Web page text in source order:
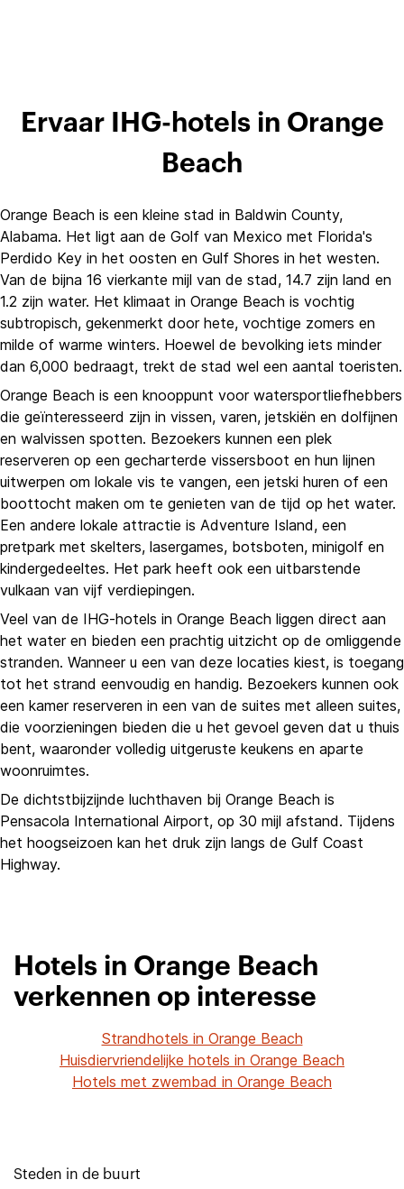
Ervaar IHG-hotels in Orange
Beach
Orange Beach is een kleine stad in Baldwin County,
Alabama. Het ligt aan de Golf van Mexico met Florida's
Perdido Key in het oosten en Gulf Shores in het westen.
Van de bijna 16 vierkante mijl van de stad, 14.7 zijn land en
1.2 zijn water. Het klimaat in Orange Beach is vochtig
subtropisch, gekenmerkt door hete, vochtige zomers en
milde of warme winters. Hoewel de bevolking iets minder
dan 6,000 bedraagt, trekt de stad wel een aantal toeristen.
Orange Beach is een knooppunt voor watersportliefhebbers
die geïnteresseerd zijn in vissen, varen, jetskiën en dolfijnen
en walvissen spotten. Bezoekers kunnen een plek
reserveren op een gecharterde vissersboot en hun lijnen
uitwerpen om lokale vis te vangen, een jetski huren of een
boottocht maken om te genieten van de tijd op het water.
Een andere lokale attractie is Adventure Island, een
pretpark met skelters, lasergames, botsboten, minigolf en
kindergedeeltes. Het park heeft ook een uitbarstende
vulkaan van vijf verdiepingen.
Veel van de IHG-hotels in Orange Beach liggen direct aan
het water en bieden een prachtig uitzicht op de omliggende
stranden. Wanneer u een van deze locaties kiest, is toegang
tot het strand eenvoudig en handig. Bezoekers kunnen ook
een kamer reserveren in een van de suites met alleen suites,
die voorzieningen bieden die u het gevoel geven dat u thuis
bent, waaronder volledig uitgeruste keukens en aparte
woonruimtes.
De dichtstbijzijnde luchthaven bij Orange Beach is
Pensacola International Airport, op 30 mijl afstand. Tijdens
het hoogseizoen kan het druk zijn langs de Gulf Coast
Highway.
Hotels in Orange Beach
verkennen op interesse
Strandhotels in Orange Beach
Huisdiervriendelijke hotels in Orange Beach
Hotels met zwembad in Orange Beach
Steden in de buurt